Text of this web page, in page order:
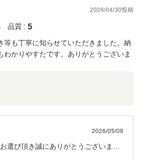
います。この度は誠にありがとうご
2026/04/30投稿
品質 : 5
等も丁寧に知らせていただきました。納
かりやすたです。ありがとうございま
2026/05/08
選び頂き誠にありがとうございま